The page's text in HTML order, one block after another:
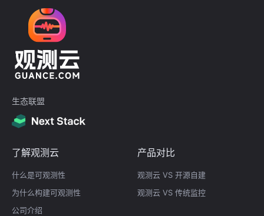
生态联盟
了解观测云
什么是可观测性
为什么构建可观测性
公司介绍
产品对比
观测云 VS 开源自建
观测云 VS 传统监控